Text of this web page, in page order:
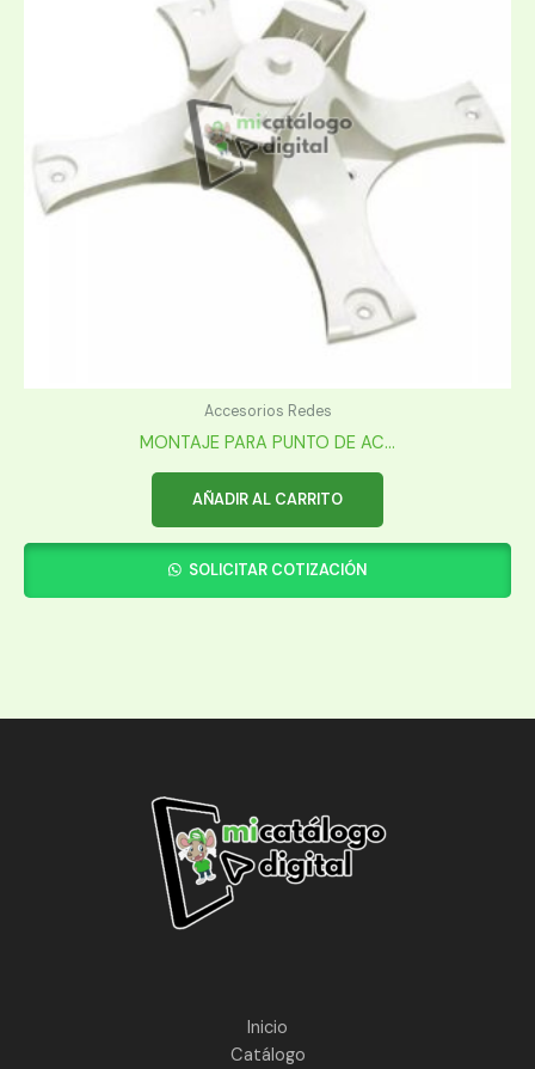
Accesorios Redes
MONTAJE PARA PUNTO DE AC...
AÑADIR AL CARRITO
SOLICITAR COTIZACIÓN
Inicio
Catálogo